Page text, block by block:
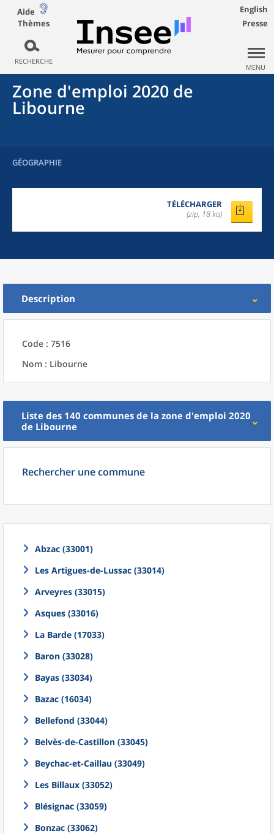
Aide
Thèmes
RECHERCHE
English
Presse
MENU
Zone d'emploi 2020 de
Libourne
GÉOGRAPHIE
TÉLÉCHARGER
(zip, 18 ko)
Description
Code : 7516
Nom : Libourne
Liste des 140 communes de la zone d'emploi 2020
de Libourne
Rechercher une commune
Abzac (33001)
Les Artigues-de-Lussac (33014)
Arveyres (33015)
Asques (33016)
La Barde (17033)
Baron (33028)
Bayas (33034)
Bazac (16034)
Bellefond (33044)
Belvès-de-Castillon (33045)
Beychac-et-Caillau (33049)
Les Billaux (33052)
Blésignac (33059)
Bonzac (33062)